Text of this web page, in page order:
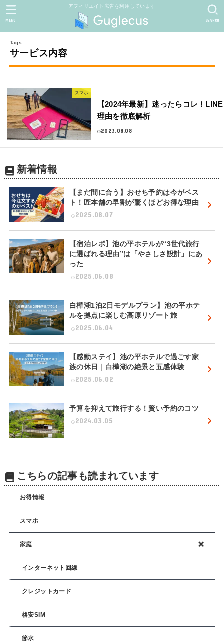
アフィリエイト広告を利用しています
SEARCH
MENU
サービス内容
スマホ
【2024年最新】迷ったらコレ！
理由を徹底解析
2023.08.08
新着情報
【まだ間に合う】おせち予約は今がベス
ト！匠本舗の早割が驚くほどお得な理由
2025.08.07
【宿泊レポ】池の平ホテルが“3世代旅行
に選ばれる理由”は「やさしさ設計」にあ
った
2025.06.08
白樺湖1泊2日モデルプラン】池の平ホテ
ルを拠点に楽しむ高原リゾート旅
2025.06.04
【感動ステイ】池の平ホテルで過ごす家
族の休日｜白樺湖の絶景と五感体験
2025.06.02
予算を抑えて旅行する！賢い予約のコツ
2024.03.05
こちらの記事も読まれています
お得情報
スマホ
家庭
インターネット回線
クレジットカード
格安SIM
節水